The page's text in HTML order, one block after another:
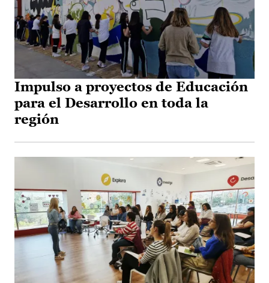
Impulso a proyectos de Educación
para el Desarrollo en toda la
región